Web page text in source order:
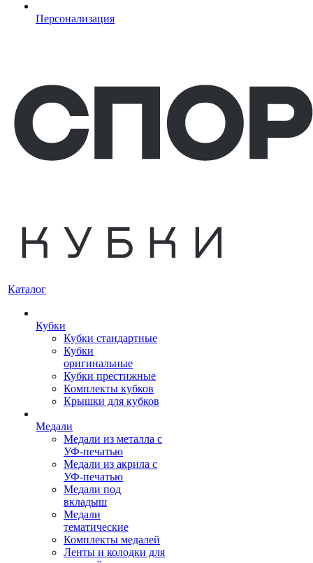
Персонализация
Каталог
Кубки
Кубки стандартные
Кубки
оригинальные
Кубки престижные
Комплекты кубков
Крышки для кубков
Медали
Медали из металла с
УФ-печатью
Медали из акрила с
УФ-печатью
Медали под
вкладыш
Медали
тематические
Комплекты медалей
Ленты и колодки для